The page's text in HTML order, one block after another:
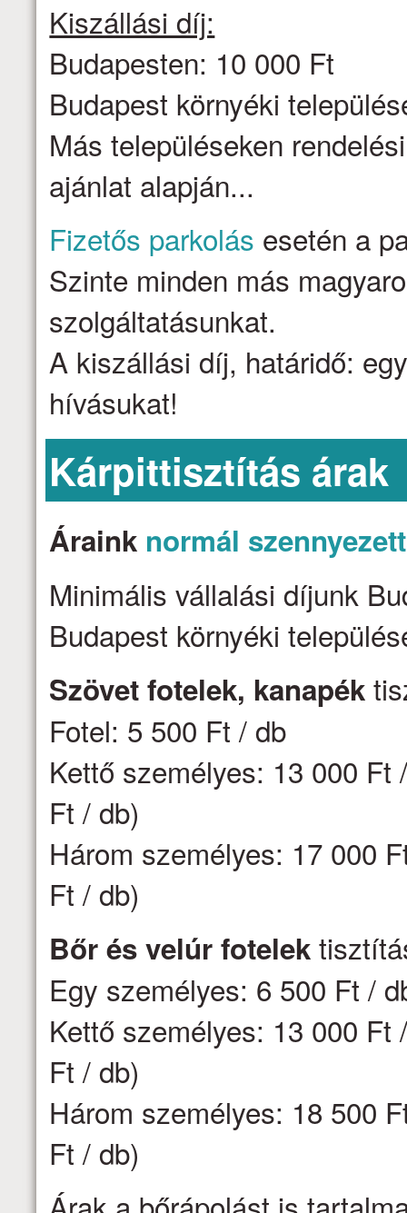
Kiszállási díj:
Budapesten: 10 000 Ft
Budapest környéki
Más településeken
ajánlat alapján...
Fizetős parkolás esetén a
Szinte minden más
szolgáltatásunkat.
A kiszállási díj, határidő:
hívásukat!
Kárpittisztítás árak
Áraink normál
Minimális vállalási díjunk
Budapest környéki
Szövet fotelek, kanapék
Fotel: 5 500 Ft / db
Kettő személyes: 13 000
Ft / db)
Három személyes: 17 000
Ft / db)
Bőr és velúr fotelek
Egy személyes: 6 500 Ft /
Kettő személyes: 13 000
Ft / db)
Három személyes: 18 500
Ft / db)